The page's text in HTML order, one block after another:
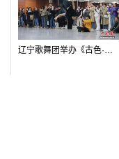
辽宁歌舞团举办《古色·国宝辽宁》排练开放日活动